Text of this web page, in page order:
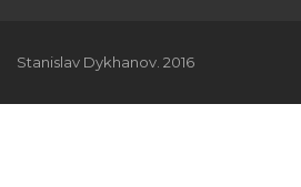
Stanislav Dykhanov. 2016